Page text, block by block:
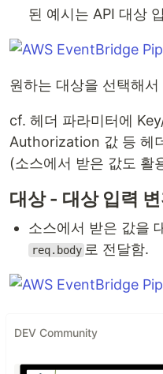
된 예시는 API 대상
원하는 대상을 선택해
cf. 헤더 파라미터에
Authorization 값 등 헤
(소스에서 받은 값도 활
대상 - 대상 입력 변
소스에서 받은 값을
req.body 로 전달함.
DEV Community